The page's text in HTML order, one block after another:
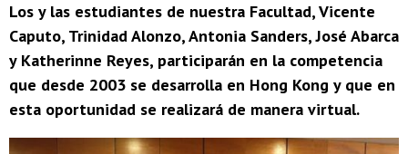
Los y las estudiantes de nuestra Facultad, Vicente
Caputo, Trinidad Alonzo, Antonia Sanders, José Abarca
y Katherinne Reyes, participarán en la competencia
que desde 2003 se desarrolla en Hong Kong y que en
esta oportunidad se realizará de manera virtual.